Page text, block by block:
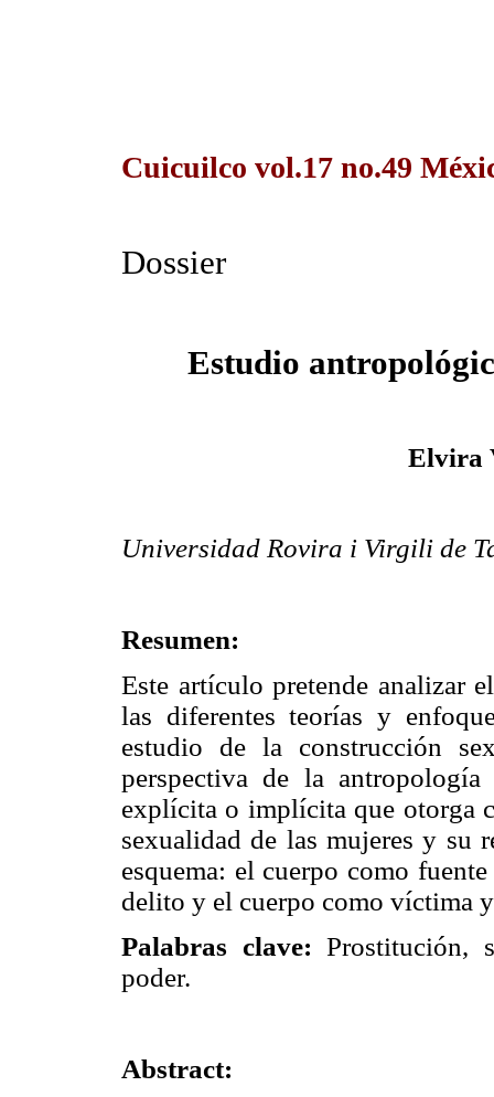
Cuicuilco vol.17 no.49
Dossier
Estudio
Elvira
Universidad Rovira i Virgili de
Resumen:
Este artículo pretende analizar
las diferentes teorías y
estudio de la construcción
perspectiva de la
explícita o implícita que otorga
sexualidad de las mujeres y su
esquema: el cuerpo como
delito y el cuerpo como víctima
Palabras clave:Prostitución,
poder.
Abstract: